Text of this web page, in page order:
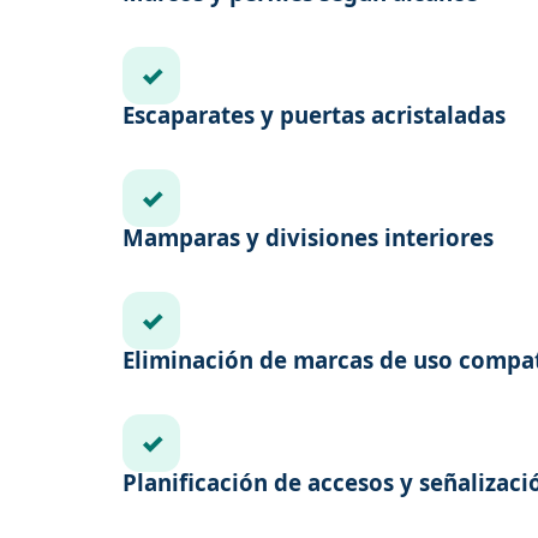
✓
Escaparates y puertas acristaladas
✓
Mamparas y divisiones interiores
✓
Eliminación de marcas de uso
✓
Planificación de accesos y